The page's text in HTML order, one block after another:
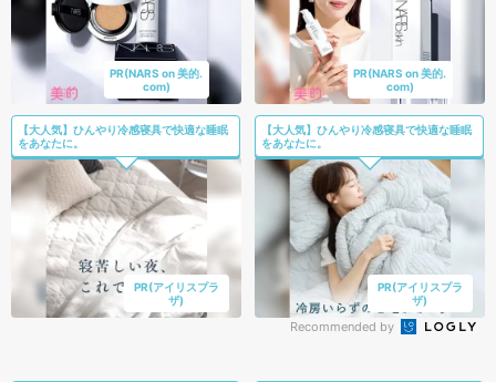
PR(NARS on 美的.
com)
PR(NARS on 美的.
com)
【大人気】ひんやり冷感寝具で快適な睡眠
をあなたに。
PR(アイリスプラ
ザ)
【大人気】ひんやり冷感寝具で快適な睡眠
をあなたに。
PR(アイリスプラ
ザ)
Recommended by